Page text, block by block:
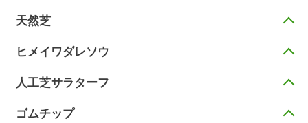
天然芝
ヒメイワダレソウ
人工芝サラターフ
ゴムチップ